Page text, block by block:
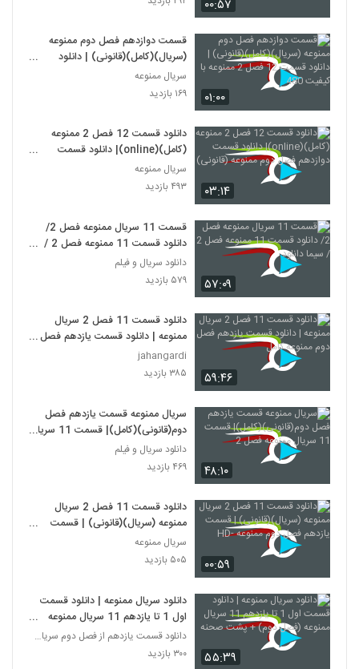
۰۰:۵۷
۰۱:۰۰
قسمت دوازدهم فصل دوم ممنوعه
(سریال)(کامل)(قانونی) | دانلود
480
سریال ممنوعه
۱۶۹ بازدید
۰۳:۱۴
دانلود قسمت 12 فصل 2 ممنوعه
(کامل)(online)| دانلود قسمت
دوازدهم فصل دوم ممنوعه (قانونی)
سریال ممنوعه
۴۹۳ بازدید
۵۷:۰۹
قسمت 11 سریال ممنوعه فصل 2/
دانلود قسمت 11 ممنوعه فصل 2 /
سیما دانلود
دانلود سریال و فیلم
۵۷۹ بازدید
۵۹:۴۶
دانلود قسمت 11 فصل 2 سریال
ممنوعه | دانلود قسمت یازدهم فصل
دوم ممنوعه کامل
jahangardi
۳۸۵ بازدید
۴۸:۱۰
سریال ممنوعه قسمت یازدهم فصل
دوم(قانونی)(کامل)| قسمت 11 سریال
ممنوعه فصل 2
دانلود سریال و فیلم
۴۶۹ بازدید
۰۰:۵۹
دانلود قسمت 11 فصل 2 سریال
ممنوعه (سریال)(قانونی) | قسمت
یازدهم فصل دوم ممنوعه -HD
سریال ممنوعه
۵۰۵ بازدید
۵۵:۳۹
دانلود سریال ممنوعه | دانلود قسمت
اول 1 تا یازدهم 11 سریال ممنوعه
(فصل دوم) + پشت صحنه
دانلود قسمت یازدهم از فصل دوم سریال ممنوعه
۳۰۰ بازدید